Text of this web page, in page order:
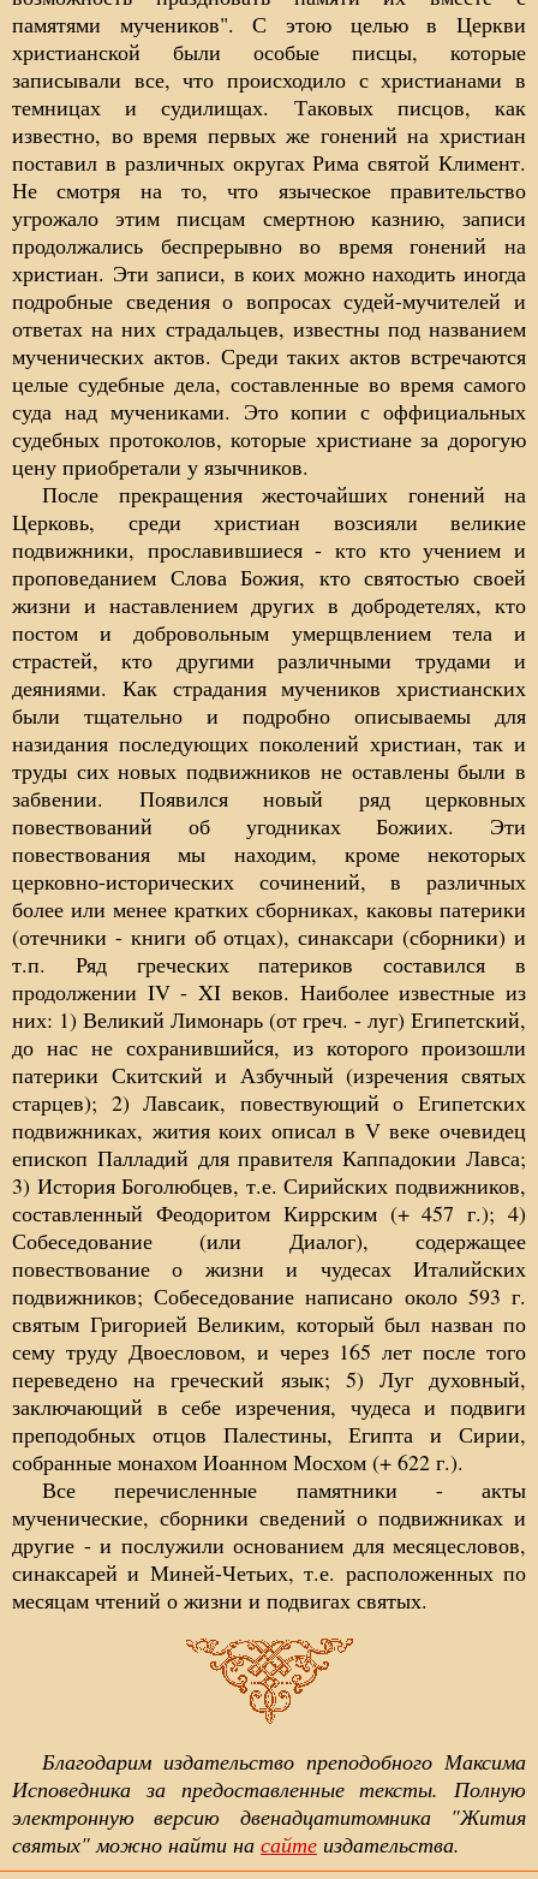
памятями мучеников". С этою целью в Церкви
христианской были особые писцы, которые
записывали все, что происходило с христианами в
темницах и судилищах. Таковых писцов, как
известно, во время первых же гонений на христиан
поставил в различных округах Рима святой Климент.
Не смотря на то, что языческое правительство
угрожало этим писцам смертною казнию, записи
продолжались беспрерывно во время гонений на
христиан. Эти записи, в коих можно находить иногда
подробные сведения о вопросах судей-мучителей и
ответах на них страдальцев, известны под названием
мученических актов. Среди таких актов встречаются
целые судебные дела, составленные во время самого
суда над мучениками. Это копии с оффициальных
судебных протоколов, которые христиане за дорогую
цену приобретали у язычников.
После прекращения жесточайших гонений на
Церковь, среди христиан возсияли великие
подвижники, прославившиеся - кто кто учением и
проповеданием Слова Божия, кто святостью своей
жизни и наставлением других в добродетелях, кто
постом и добровольным умерщвлением тела и
страстей, кто другими различными трудами и
деяниями. Как страдания мучеников христианских
были тщательно и подробно описываемы для
назидания последующих поколений христиан, так и
труды сих новых подвижников не оставлены были в
забвении. Появился новый ряд церковных
повествований об угодниках Божиих. Эти
повествования мы находим, кроме некоторых
церковно-исторических сочинений, в различных
более или менее кратких сборниках, каковы патерики
(отечники - книги об отцах), синаксари (сборники) и
т.п. Ряд греческих патериков составился в
продолжении IV - XI веков. Наиболее известные из
них: 1) Великий Лимонарь (от греч. - луг) Египетский,
до нас не сохранившийся, из которого произошли
патерики Скитский и Азбучный (изречения святых
старцев); 2) Лавсаик, повествующий о Египетских
подвижниках, жития коих описал в V веке очевидец
епископ Палладий для правителя Каппадокии Лавса;
3) История Боголюбцев, т.е. Сирийских подвижников,
составленный Феодоритом Киррским (+ 457 г.); 4)
Собеседование (или Диалог), содержащее
повествование о жизни и чудесах Италийских
подвижников; Собеседование написано около 593 г.
святым Григорией Великим, который был назван по
сему труду Двоесловом, и через 165 лет после того
переведено на греческий язык; 5) Луг духовный,
заключающий в себе изречения, чудеса и подвиги
преподобных отцов Палестины, Египта и Сирии,
собранные монахом Иоанном Мосхом (+ 622 г.).
Все перечисленные памятники - акты
мученические, сборники сведений о подвижниках и
другие - и послужили основанием для месяцесловов,
синаксарей и Миней-Четьих, т.е. расположенных по
месяцам чтений о жизни и подвигах святых.
Благодарим издательство преподобного Максима
Исповедника за предоставленные тексты. Полную
электронную версию двенадцатитомника "Жития
святых" можно найти на сайте издательства.